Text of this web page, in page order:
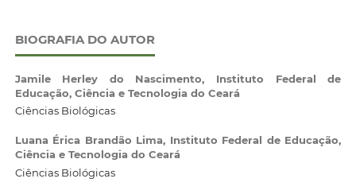
BIOGRAFIA DO AUTOR
Jamile Herley do Nascimento, Instituto Federal de
Educação, Ciência e Tecnologia do Ceará
Ciências Biológicas
Luana Érica Brandão Lima, Instituto Federal de Educação,
Ciência e Tecnologia do Ceará
Ciências Biológicas